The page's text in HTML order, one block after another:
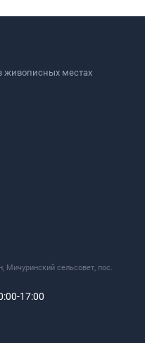
живописных местах
Мичуринский сельсовет, пос.
17:00